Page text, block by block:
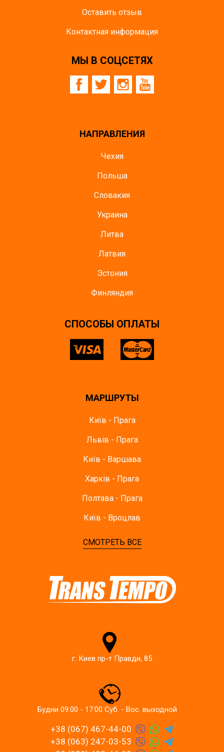
Оставить отзыв
Контактная информация
МЫ В СОЦСЕТЯХ
НАПРАВЛЕНИЯ
Чехия
Польша
Словакия
Украина
Литва
Латвия
Эстония
Финляндия
CПОСОБЫ ОПЛАТЫ
МАРШРУТЫ
Київ - Прага
Львів - Прага
Київ - Варшава
Харків - Прага
Полтава - Прага
Київ - Вроцлав
СМОТРЕТЬ ВСЕ
г. Киев пр-т Правди, 85
Будни 09:00 - 17:00 Суб. - Вос. выходной
+38 (067) 467-44-00
+38 (063) 247-03-53